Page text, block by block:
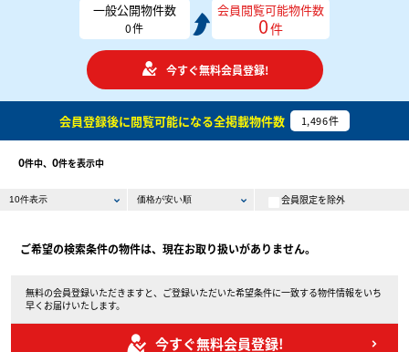
一般公開物件数
0件
会員閲覧可能物件数
0件
今すぐ無料会員登録!
会員登録後に閲覧可能になる全掲載物件数 1,496件
0件中、 0件を表示中
会員限定を除外
ご希望の検索条件の物件は、現在お取り扱いがありません。
無料の会員登録いただきますと、ご登録いただいた希望条件に一致する物件情報をいち
早くお届けいたします。
今すぐ無料会員登録!